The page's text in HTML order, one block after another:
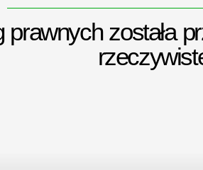
prawnych została